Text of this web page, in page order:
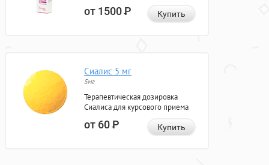
от 1500Р Купить
Сиалис 5 мг
5мг
Терапевтическая дозировка
Сиалиса для курсового приема
от 60Р Купить